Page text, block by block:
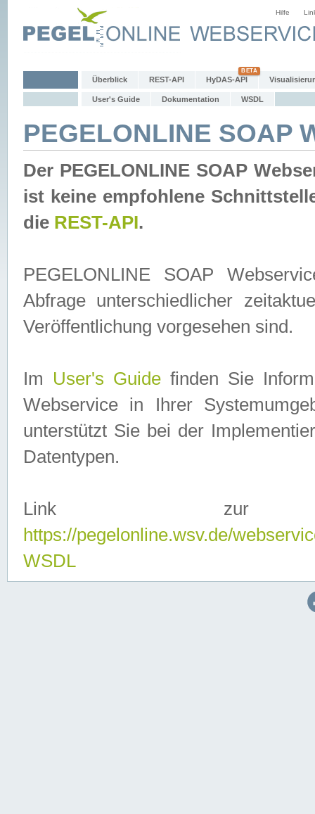
Hilfe
Überblick REST-API HyDAS-API
User's Guide Dokumentation WSDL
PEGELONLINE SOAP
Der PEGELONLINE SOAP
ist keine empfohlene
die REST-API.
PEGELONLINE SOAP
Abfrage unterschiedlicher
Veröffentlichung vorgesehen sind.
Im User's Guidefinden Sie
Webservice in Ihrer
unterstützt Sie bei der
Datentypen.
Link zur
https://pegelonline.wsv.de/
WSDL